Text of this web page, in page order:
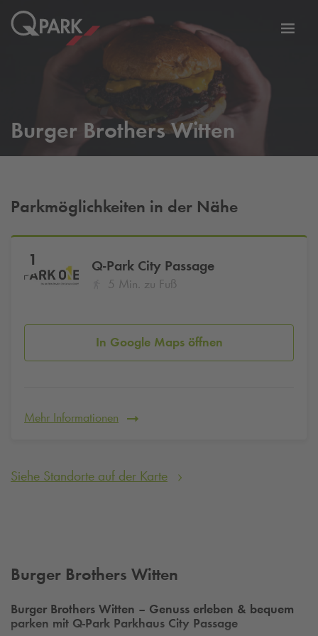
Zur
Burger Brothers Witten
Parkmöglichkeiten in der Nähe
1 Q-Park City Passage
5 Min. zu Fuß
In Google Maps öffnen
Mehr Informationen
Siehe Standorte auf der Karte
Burger Brothers Witten
Burger Brothers Witten – Genuss erleben & bequem
parken mit Q-Park Parkhaus City Passage